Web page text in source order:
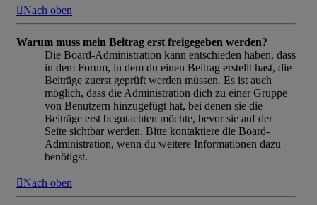
Nach oben
Warum muss mein Beitrag erst freigegeben werden?
Die Board-Administration kann entschieden haben, dass
in dem Forum, in dem du einen Beitrag erstellt hast, die
Beiträge zuerst geprüft werden müssen. Es ist auch
möglich, dass die Administration dich zu einer Gruppe
von Benutzern hinzugefügt hat, bei denen sie die
Beiträge erst begutachten möchte, bevor sie auf der
Seite sichtbar werden. Bitte kontaktiere die Board-
Administration, wenn du weitere Informationen dazu
benötigst.
Nach oben